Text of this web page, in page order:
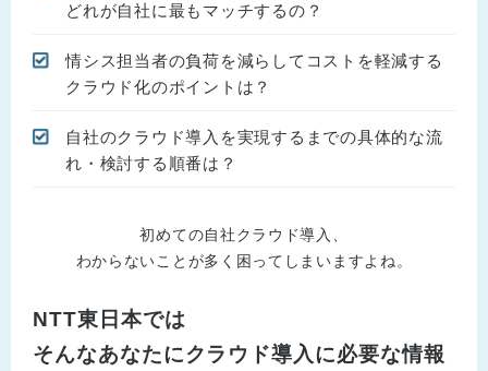
どれが自社に最もマッチするの？
情シス担当者の負荷を減らしてコストを軽減する
クラウド化のポイントは？
自社のクラウド導入を実現するまでの具体的な流
れ・検討する順番は？
初めての自社クラウド導入、
わからないことが多く困ってしまいますよね。
NTT東日本では
そんなあなたにクラウド導入に必要な情報